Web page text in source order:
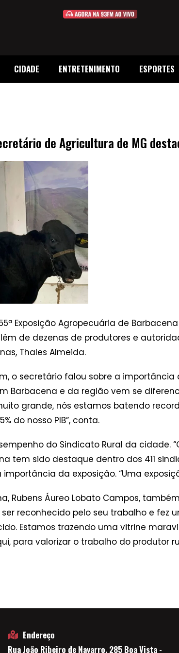
CIDADE ENTRETENIMENTO ESPORTES
de Agricultura de MG
Exposição Agropecuária de
de dezenas de produtores e
Thales Almeida.
o secretário falou sobre a
Barbacena e da região vem se
grande, nós estamos batendo
do nosso PIB”, conta.
do Sindicato Rural da cidade.
tem sido destaque dentro dos 411
da exposição. “Uma
Rubens Áureo Lobato Campos,
reconhecido pelo seu trabalho e fez
Estamos trazendo uma vitrine
para valorizar o trabalho do produtor
Endereço
Rua João Ribeiro de Navarro, 285 Boa Vista -